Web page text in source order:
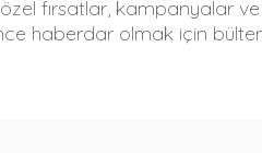
fırsatlar, kampanyalar
haberdar olmak için